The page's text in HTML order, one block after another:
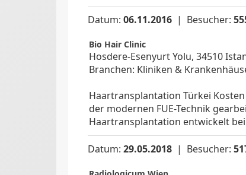
Datum: 06.11.2016 | Besucher:
Bio Hair Clinic
Hosdere-Esenyurt Yolu, 34510
Branchen: Kliniken &
Haartransplantation Türkei
der modernen FUE-Technik
Haartransplantation entwickelt bei
Datum: 29.05.2018 | Besucher: